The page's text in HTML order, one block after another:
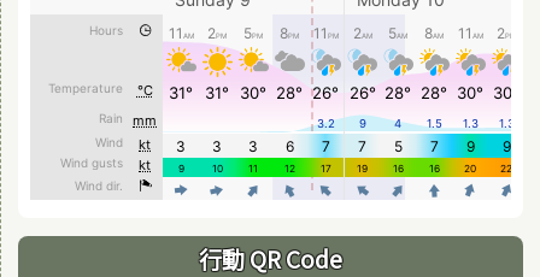
行動 QR Code